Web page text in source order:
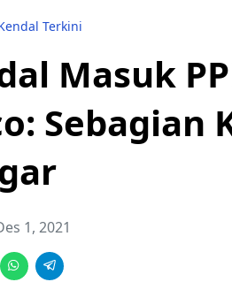
Terkini
Masuk
Sebagian
1, 2021